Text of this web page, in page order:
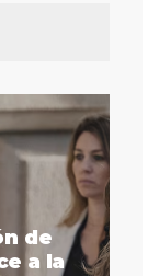
de
a la